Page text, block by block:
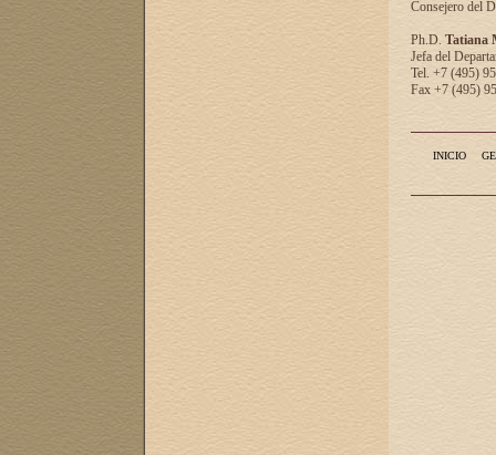
Consejero del
Ph.D. Tatiana
Jefa del
Tel. +7 (495)
Fax +7 (495)
INICIO